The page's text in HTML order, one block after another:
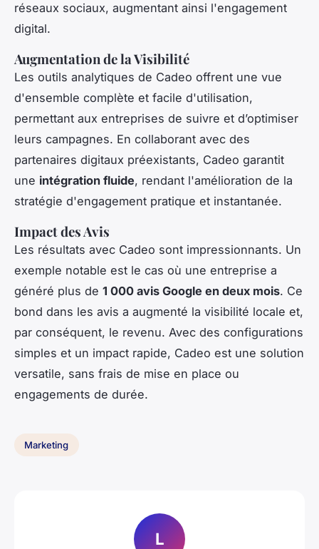
réseaux sociaux, augmentant ainsi l'engagement
digital.
Augmentation de la Visibilité
Les outils analytiques de Cadeo offrent une vue
d'ensemble complète et facile d'utilisation,
permettant aux entreprises de suivre et d’optimiser
leurs campagnes. En collaborant avec des
partenaires digitaux préexistants, Cadeo garantit
une intégration fluide, rendant l'amélioration de la
stratégie d'engagement pratique et instantanée.
Impact des Avis
Les résultats avec Cadeo sont impressionnants. Un
exemple notable est le cas où une entreprise a
généré plus de 1 000 avis Google en deux mois. Ce
bond dans les avis a augmenté la visibilité locale et,
par conséquent, le revenu. Avec des configurations
simples et un impact rapide, Cadeo est une solution
versatile, sans frais de mise en place ou
engagements de durée.
Marketing
L